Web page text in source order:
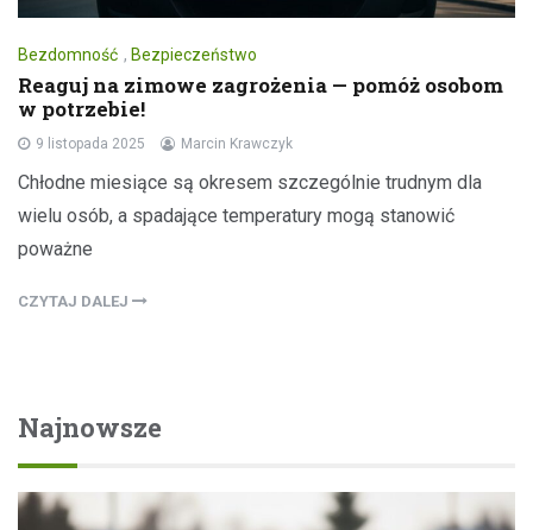
Bezdomność , Bezpieczeństwo
Reaguj na zimowe zagrożenia — pomóż osobom
w potrzebie!
9 listopada 2025 Marcin Krawczyk
Chłodne miesiące są okresem szczególnie trudnym dla
wielu osób, a spadające temperatury mogą stanowić
poważne
CZYTAJ DALEJ
Najnowsze